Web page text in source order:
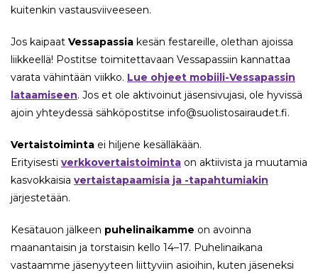
kuitenkin vastausviiveeseen.
Jos kaipaat Vessapassia kesän festareille, olethan ajoissa
liikkeellä! Postitse toimitettavaan Vessapassiin kannattaa
varata vähintään viikko. Lue ohjeet mobiili-Vessapassin
lataamiseen. Jos et ole aktivoinut jäsensivujasi, ole hyvissä
ajoin yhteydessä sähköpostitse info@suolistosairaudet.fi.
Vertaistoiminta ei hiljene kesälläkään.
Erityisesti verkkovertaistoiminta on aktiivista ja muutamia
kasvokkaisia vertaistapaamisia ja -tapahtumiakin
järjestetään.
Kesätauon jälkeen puhelinaikamme on avoinna
maanantaisin ja torstaisin kello 14–17. Puhelinaikana
vastaamme jäsenyyteen liittyviin asioihin, kuten jäseneksi